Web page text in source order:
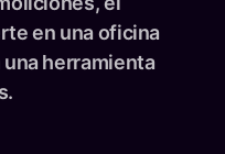
en una oficina
herramienta